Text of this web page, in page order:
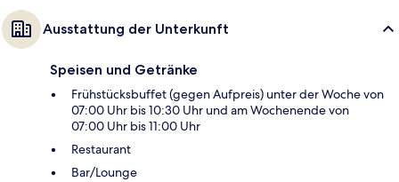
Ausstattung der Unterkunft
Speisen und Getränke
Frühstücksbuffet (gegen Aufpreis) unter der Woche von
07:00 Uhr bis 10:30 Uhr und am Wochenende von
07:00 Uhr bis 11:00 Uhr
Restaurant
Bar/Lounge